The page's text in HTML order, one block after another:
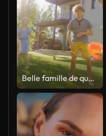
Belle famille de quatre jouer Catch Toy Ball avec Happy Golden Retriever Dog sur la pelouse backyard. Famille idyllique s’amuse avec Loyal Pedigree Dog Outdoors dans Summer House Backyard.Handheld Dolly Shot